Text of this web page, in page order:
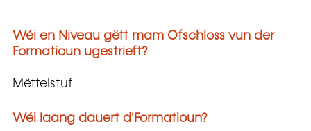
Wéi en Niveau gëtt mam Ofschloss vun der
Formatioun ugestrieft?
Mëttelstuf
Wéi laang dauert d'Formatioun?